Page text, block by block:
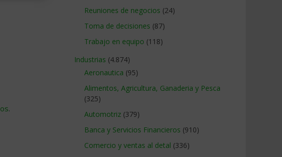
.
Reuniones de negocios (24)
Toma de decisiones (87)
Trabajo en equipo (118)
Industrias (4.874)
Aeronautica (95)
Alimentos, Agricultura, Ganaderia y Pesca
(325)
Automotriz (379)
Banca y Servicios Financieros (910)
Comercio y ventas al detal (336)